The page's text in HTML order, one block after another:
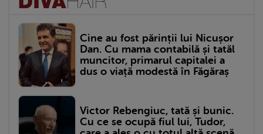
Cine au fost părinții lui Nicușor
Dan. Cu mama contabilă și tatăl
muncitor, primarul capitalei a
dus o viață modestă în Făgăraș
Victor Rebengiuc, tată și bunic.
Cu ce se ocupă fiul lui, Tudor,